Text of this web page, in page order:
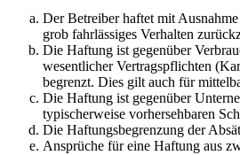
Der Betreiber haftet mit
grob fahrlässiges Verhalten
Die Haftung ist gegenüber
wesentlicher Vertragspflichten
begrenzt. Dies gilt auch für
Die Haftung ist gegenüber
typischerweise vorhersehbaren
Die Haftungsbegrenzung der
Ansprüche für eine Haftung aus